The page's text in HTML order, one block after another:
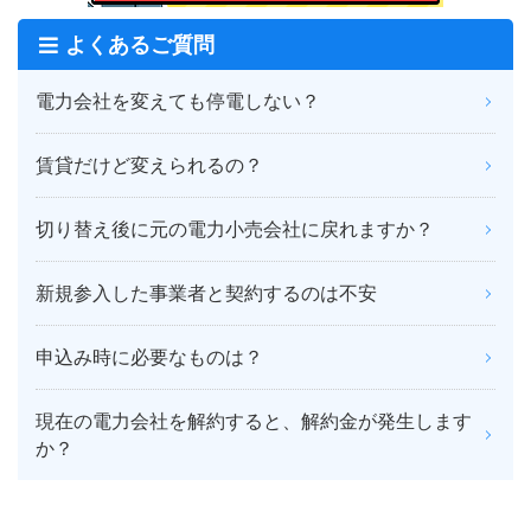
よくあるご質問
電力会社を変えても停電しない？
賃貸だけど変えられるの？
切り替え後に元の電力小売会社に戻れますか？
新規参入した事業者と契約するのは不安
申込み時に必要なものは？
現在の電力会社を解約すると、解約金が発生します
か？